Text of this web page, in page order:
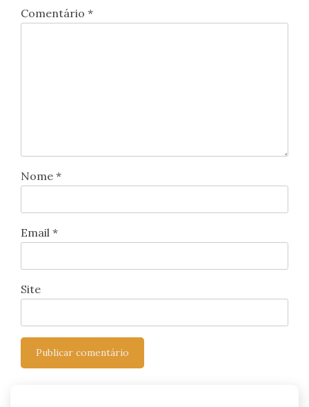
Comentário *
Nome *
Email *
Site